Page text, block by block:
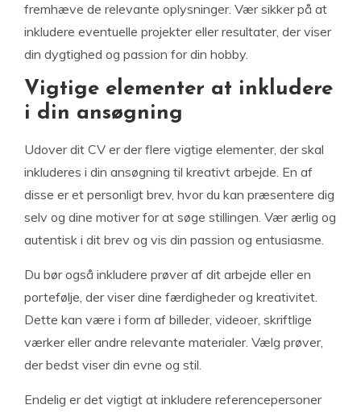
fremhæve de relevante oplysninger. Vær sikker på at
inkludere eventuelle projekter eller resultater, der viser
din dygtighed og passion for din hobby.
Vigtige elementer at inkludere
i din ansøgning
Udover dit CV er der flere vigtige elementer, der skal
inkluderes i din ansøgning til kreativt arbejde. En af
disse er et personligt brev, hvor du kan præsentere dig
selv og dine motiver for at søge stillingen. Vær ærlig og
autentisk i dit brev og vis din passion og entusiasme.
Du bør også inkludere prøver af dit arbejde eller en
portefølje, der viser dine færdigheder og kreativitet.
Dette kan være i form af billeder, videoer, skriftlige
værker eller andre relevante materialer. Vælg prøver,
der bedst viser din evne og stil.
Endelig er det vigtigt at inkludere referencepersoner